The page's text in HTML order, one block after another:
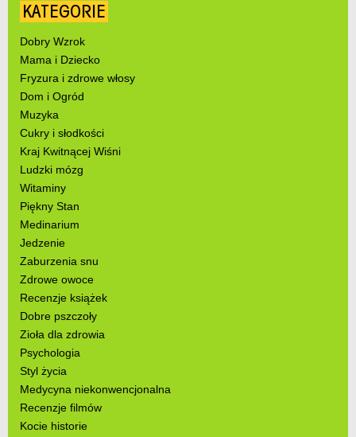
KATEGORIE
Dobry Wzrok
Mama i Dziecko
Fryzura i zdrowe włosy
Dom i Ogród
Muzyka
Cukry i słodkości
Kraj Kwitnącej Wiśni
Ludzki mózg
Witaminy
Piękny Stan
Medinarium
Jedzenie
Zaburzenia snu
Zdrowe owoce
Recenzje książek
Dobre pszczoły
Zioła dla zdrowia
Psychologia
Styl życia
Medycyna niekonwencjonalna
Recenzje filmów
Kocie historie